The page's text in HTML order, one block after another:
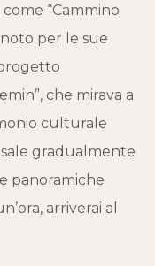
“Cammino
per le sue
che mirava a
culturale
gradualmente
panoramiche
arriverai al